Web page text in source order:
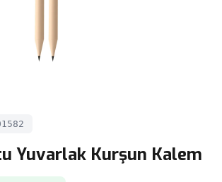
Yuvarlak Kurşun Kalem